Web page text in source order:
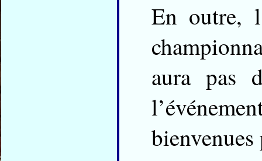
En outre,
aura pas